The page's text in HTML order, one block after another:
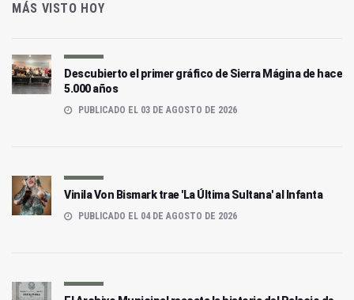
MÁS VISTO HOY
Descubierto el primer gráfico de Sierra Mágina de hace
5.000 años
PUBLICADO EL 03 DE AGOSTO DE 2026
Vinila Von Bismark trae 'La Última Sultana' al Infanta
PUBLICADO EL 04 DE AGOSTO DE 2026